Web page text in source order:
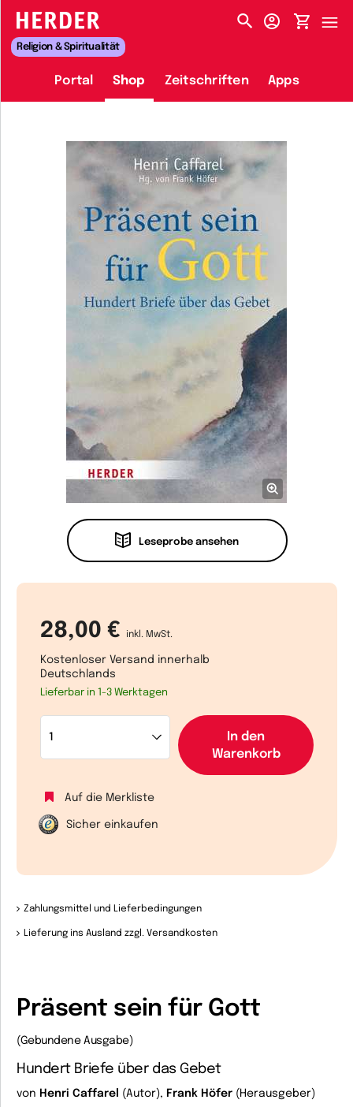
HERDER-MENÜ
Religion & Spiritualität
Portal Shop Zeitschriften Apps
Leseprobe ansehen
28,00 € inkl. MwSt.
Kostenloser Versand innerhalb
Deutschlands
Lieferbar in 1-3 Werktagen
In den
Warenkorb
Auf die Merkliste
Sicher einkaufen
Zahlungsmittel und Lieferbedingungen
Lieferung ins Ausland zzgl. Versandkosten
Präsent sein für Gott
(Gebundene Ausgabe)
Hundert Briefe über das Gebet
von Henri Caffarel (Autor), Frank Höfer (Herausgeber)